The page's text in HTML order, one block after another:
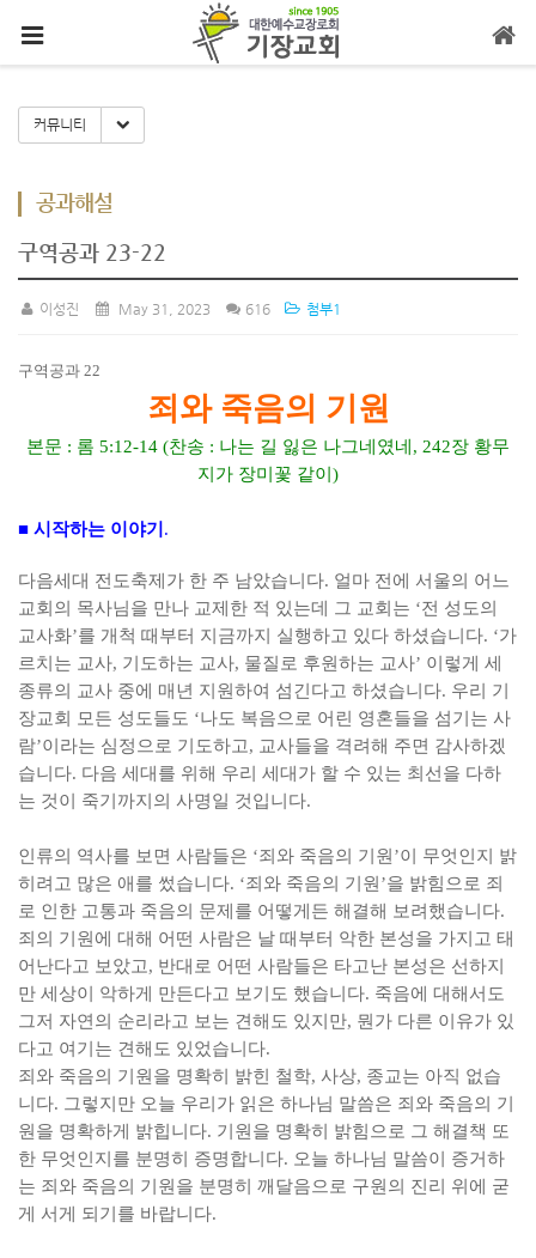
커뮤니티 Toggle Dropdown
공과해설
구역공과 23-22
이성진 May 31, 2023 616 첨부1
구역공과 22
죄와 죽음의 기원
본문 : 롬 5:12-14 (찬송 : 나는 길 잃은 나그네였네 , 242장 황무
지가 장미꽃 같이 )
■ 시작하는 이야기 .
다음세대 전도축제가 한 주 남았습니다. 얼마 전에 서울의 어느
교회의 목사님을 만나 교제한 적 있는데 그 교회는 ‘전 성도의
교사화’를 개척 때부터 지금까지 실행하고 있다 하셨습니다. ‘가
르치는 교사, 기도하는 교사, 물질로 후원하는 교사’ 이렇게 세
종류의 교사 중에 매년 지원하여 섬긴다고 하셨습니다. 우리 기
장교회 모든 성도들도 ‘나도 복음으로 어린 영혼들을 섬기는 사
람’이라는 심정으로 기도하고, 교사들을 격려해 주면 감사하겠
습니다. 다음 세대를 위해 우리 세대가 할 수 있는 최선을 다하
는 것이 죽기까지의 사명일 것입니다.
인류의 역사를 보면 사람들은 ‘죄와 죽음의 기원 ’이 무엇인지 밝
히려고 많은 애를 썼습니다. ‘죄와 죽음의 기원 ’을 밝힘으로 죄
로 인한 고통과 죽음의 문제를 어떻게든 해결해 보려했습니다.
죄의 기원에 대해 어떤 사람은 날 때부터 악한 본성을 가지고 태
어난다고 보았고, 반대로 어떤 사람들은 타고난 본성은 선하지
만 세상이 악하게 만든다고 보기도 했습니다. 죽음에 대해서도
그저 자연의 순리라고 보는 견해도 있지만, 뭔가 다른 이유가 있
다고 여기는 견해도 있었습니다.
죄와 죽음의 기원을 명확히 밝힌 철학, 사상, 종교는 아직 없습
니다. 그렇지만 오늘 우리가 읽은 하나님 말씀은 죄와 죽음의 기
원을 명확하게 밝힙니다. 기원을 명확히 밝힘으로 그 해결책 또
한 무엇인지를 분명히 증명합니다. 오늘 하나님 말씀이 증거하
는 죄와 죽음의 기원을 분명히 깨달음으로 구원의 진리 위에 굳
게 서게 되기를 바랍니다.